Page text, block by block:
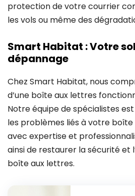
protection de votre courrier
les vols ou même des
Smart Habitat : Votre
dépannage
Chez Smart Habitat, nous
d’une boîte aux lettres
Notre équipe de spécialistes
les problèmes liés à votre
avec expertise et
ainsi de restaurer la sécurité et
boîte aux lettres.